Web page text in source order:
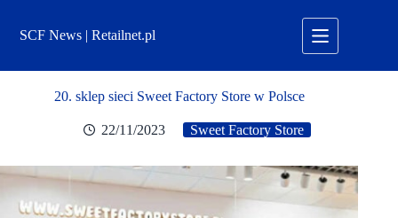
treściSCF News | Retailnet.pl
20. sklep sieci Sweet Factory Store w Polsce
22/11/2023 Sweet Factory Store